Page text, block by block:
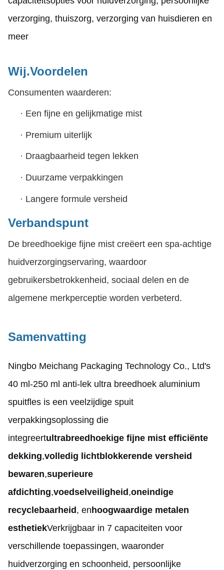
verzorging, thuiszorg, verzorging van huisdieren en
meer
Wij.Voordelen
Consumenten waarderen:
· Een fijne en gelijkmatige mist
· Premium uiterlijk
· Draagbaarheid tegen lekken
· Duurzame verpakkingen
· Langere formule versheid
Verbandspunt
De breedhoekige fijne mist creëert een spa-achtige
huidverzorgingservaring, waardoor
gebruikersbetrokkenheid, sociaal delen en de
algemene merkperceptie worden verbeterd.
Samenvatting
Ningbo Meichang Packaging Technology Co., Ltd's
40 ml-250 ml anti-lek ultra breedhoek aluminium
spuitfles is een veelzijdige spuit
verpakkingsoplossing die
integreertultrabreedhoekige fijne mist efficiënte
dekking,volledig lichtblokkerende versheid
bewaren,superieure
afdichting,voedselveiligheid ,oneindige
recyclebaarheid , en hoogwaardige metalen
esthetiekVerkrijgbaar in 7 capaciteiten voor
verschillende toepassingen, waaronder
huidverzorging en schoonheid, persoonlijke